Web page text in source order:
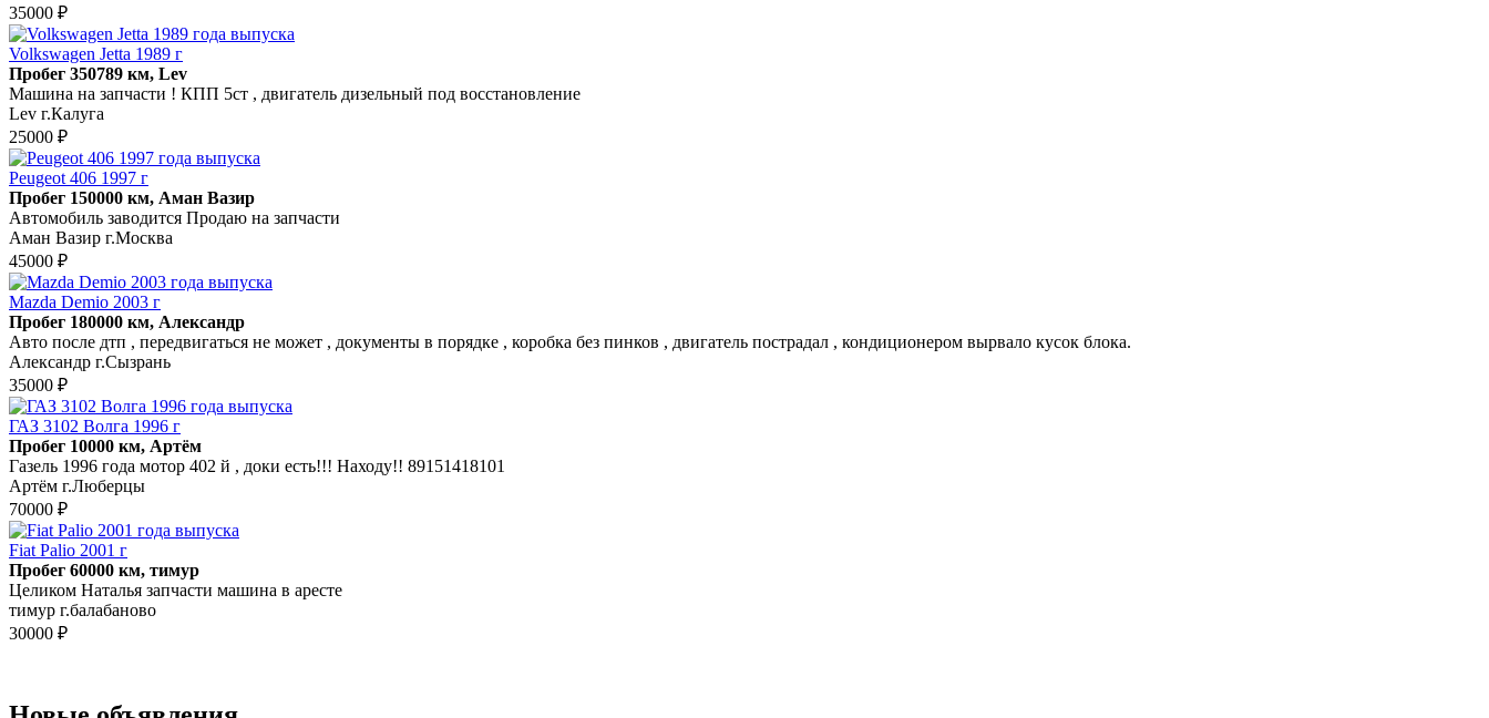
35000 ₽
Volkswagen Jetta 1989 г
Пробег 350789 км, Lev
Машина на запчасти ! КПП 5ст , двигатель дизельный под восстановление
Lev г.Калуга
25000 ₽
Peugeot 406 1997 г
Пробег 150000 км, Аман Вазир
Автомобиль заводится Продаю на запчасти
Аман Вазир г.Москва
45000 ₽
Mazda Demio 2003 г
Пробег 180000 км, Александр
Авто после дтп , передвигаться не может , документы в порядке , коробка без пинков , двигатель пострадал , кондиционером вырвало кусок блока.
Александр г.Сызрань
35000 ₽
ГАЗ 3102 Волга 1996 г
Пробег 10000 км, Артём
Газель 1996 года мотор 402 й , доки есть!!! Находу!! 89151418101
Артём г.Люберцы
70000 ₽
Fiat Palio 2001 г
Пробег 60000 км, тимур
Целиком Наталья запчасти машина в аресте
тимур г.балабаново
30000 ₽